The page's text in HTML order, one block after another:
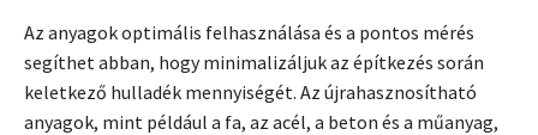
Az anyagok optimális felhasználása és a pontos mérés
segíthet abban, hogy minimalizáljuk az építkezés során
keletkező hulladék mennyiségét. Az újrahasznosítható
anyagok, mint például a fa, az acél, a beton és a műanyag,